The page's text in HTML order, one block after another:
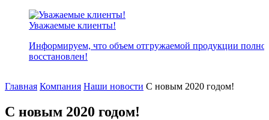
Уважаемые клиенты!
Информируем, что объем отгружаемой продукции
восстановлен!
Главная Компания Наши новости С новым 2020 годом!
С новым 2020 годом!